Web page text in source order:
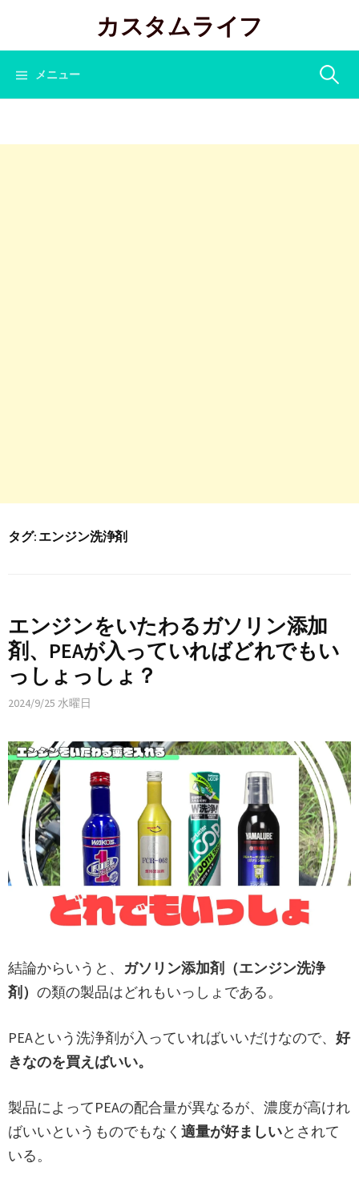
テ
キ
カスタムライフ
メニュー 検
タグ: エンジン洗浄剤
エンジンをいたわるガソリン添加
剤、PEAが入っていればどれでもい
っしょっしょ？
2024/9/25 水曜日
結論からいうと、 ガソリン添加剤（エンジン洗浄
剤） の類の製品はどれもいっしょである。
PEAという洗浄剤が入っていればいいだけなので、 好
きなのを買えばいい。
製品によってPEAの配合量が異なるが、濃度が高けれ
ばいいというものでもなく 適量が好ましいとされて
いる。